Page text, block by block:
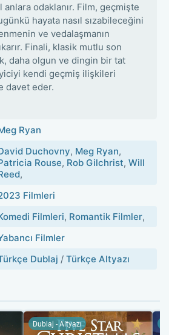
odaklanır. Film, geçmişte
hayata nasıl sızabileceğini
ve vedalaşmanın
Finali, klasik mutlu son
daha olgun ve dingin bir tat
kendi geçmiş ilişkileri
davet eder.
Ryan
Duchovny, Meg Ryan,
Rouse, Rob Gilchrist, Will
,
Filmleri
Filmleri, Romantik Filmler,
Filmler
Dublaj / Türkçe Altyazı
Dublaj - Altyazı